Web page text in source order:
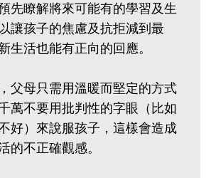
先瞭解將來可能有的學習及生
讓孩子的焦慮及抗拒減到最
生活也能有正向的回應。
父母只需用溫暖而堅定的方式
萬不要用批判性的字眼（比如
好）來說服孩子，這樣會造成
的不正確觀感。